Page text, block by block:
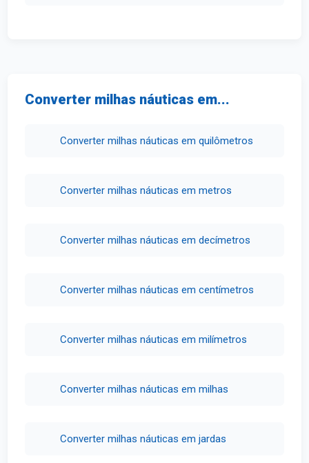
Converter milhas náuticas em...
Converter milhas náuticas em quilômetros
Converter milhas náuticas em metros
Converter milhas náuticas em decímetros
Converter milhas náuticas em centímetros
Converter milhas náuticas em milímetros
Converter milhas náuticas em milhas
Converter milhas náuticas em jardas